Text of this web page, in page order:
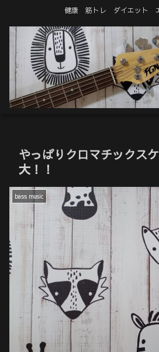
健康 筋トレ ダイエット
やっぱりクロマチックス
大！！
bass music